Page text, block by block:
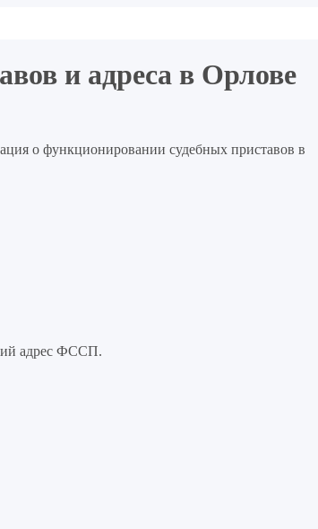
и адреса в Орлове
о функционировании судебных приставов в
адрес ФССП.